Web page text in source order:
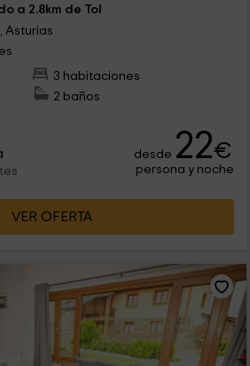
a 2.8km de Tol
Asturias
3 habitaciones
2 baños
desde 22€
persona y noche
VER OFERTA